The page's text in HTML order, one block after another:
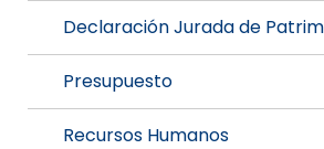
Declaración Jurada de
Presupuesto
Recursos Humanos